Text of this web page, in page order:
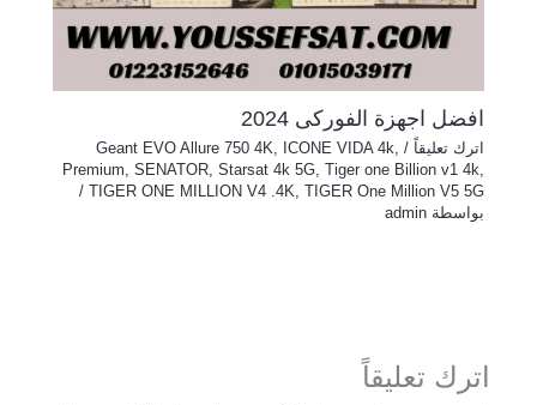
افضل اجهزة الفوركى 2024
اترك تعليقاً /
Geant EVO Allure 750 4K ICONE VIDA 4k
Premium SENATOR, Starsat 4k 5G, Tiger one Billion v1 4k
TIGER ONE MILLION V4 .4K TIGER One Million V5 5G
/
بواسطة admin
اترك تعليقاً